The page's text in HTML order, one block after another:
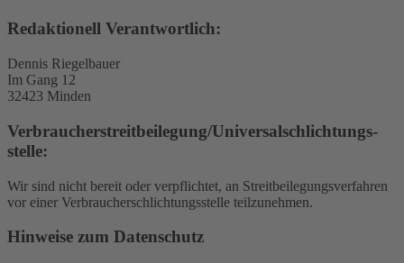
Redaktionell Verantwortlich:
Dennis Riegelbauer
Im Gang 12
32423 Minden
Verbraucher­streit­beilegung/Universal­schlichtungs­
stelle:
Wir sind nicht bereit oder verpflichtet, an Streitbeilegungsverfahren
vor einer Verbraucherschlichtungsstelle teilzunehmen.
Hinweise zum Datenschutz